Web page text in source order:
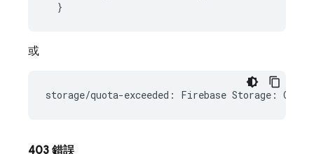
或
403 錯誤